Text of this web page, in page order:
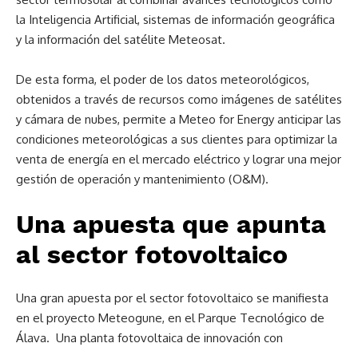
la Inteligencia Artificial, sistemas de información geográfica
y la información del satélite Meteosat.
De esta forma, el poder de los datos meteorológicos,
obtenidos a través de recursos como imágenes de satélites
y cámara de nubes, permite a Meteo for Energy anticipar las
condiciones meteorológicas a sus clientes para optimizar la
venta de energía en el mercado eléctrico y lograr una mejor
gestión de operación y mantenimiento (O&M).
Una apuesta que apunta
al sector fotovoltaico
Una gran apuesta por el sector fotovoltaico se manifiesta
en el proyecto Meteogune, en el Parque Tecnológico de
Álava. Una planta fotovoltaica de innovación con